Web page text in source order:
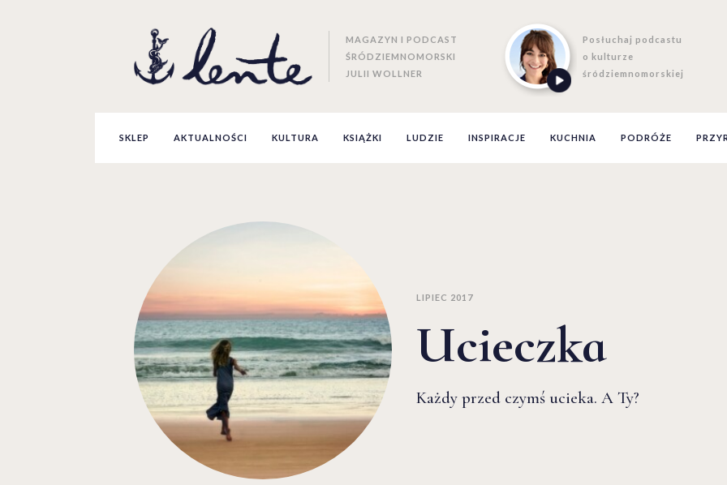
MAGAZYN I PODCAST
ŚRÓDZIEMNOMORSKI
JULII WOLLNER
Posłuchaj podcastu
o kulturze
śródziemnomorskiej
SKLEP AKTUALNOŚCI KULTURA KSIĄŻKI LUDZIE INSPIRACJE KUCHNIA PODRÓŻE
LIPIEC 2017
Ucieczka
Każdy przed czymś ucieka. A Ty?